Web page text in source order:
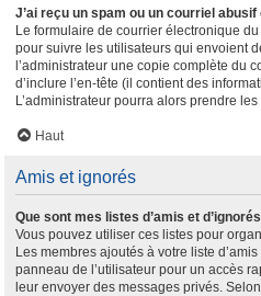
J’ai reçu un spam ou un courriel abusif
Le formulaire de courrier électronique
pour suivre les utilisateurs qui envoient
l’administrateur une copie complète du
d’inclure l’en-tête (il contient des
L’administrateur pourra alors prendre
Haut
Amis et ignorés
Que sont mes listes d’amis et
Vous pouvez utiliser ces listes pour
Les membres ajoutés à votre liste
panneau de l’utilisateur pour un accès
leur envoyer des messages privés.